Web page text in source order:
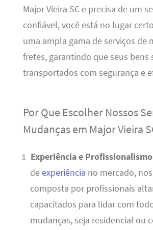
Major Vieira SC e precisa de um
confiável, você está no lugar
uma ampla gama de serviços de
fretes, garantindo que seus bens
transportados com segurança e
Por Que Escolher Nossos
Mudanças em Major Vieira
Experiência e Profissionalismo
deexperiência no mercado,
composta por profissionais
capacitados para lidar com
mudanças, seja residencial ou